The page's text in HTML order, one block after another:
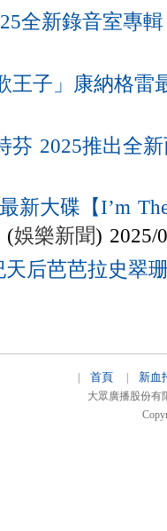
全新錄音室專
王子」康納格雷
2025推出全新
新大碟【I’m
(娛樂新聞) 2025/
天后芭芭拉史翠
| 首頁| 新血
大眾廣播股份有